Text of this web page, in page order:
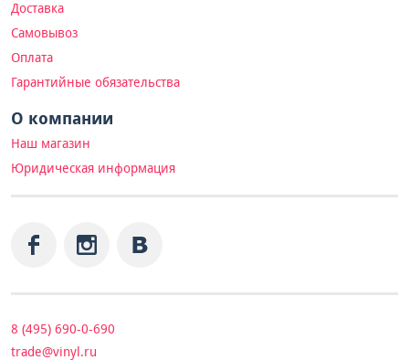
Доставка
Самовывоз
Оплата
Гарантийные обязательства
О компании
Наш магазин
Юридическая информация
8 (495) 690-0-690
trade@vinyl.ru